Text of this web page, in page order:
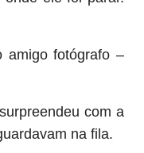
fotógrafo –
com a
na fila.